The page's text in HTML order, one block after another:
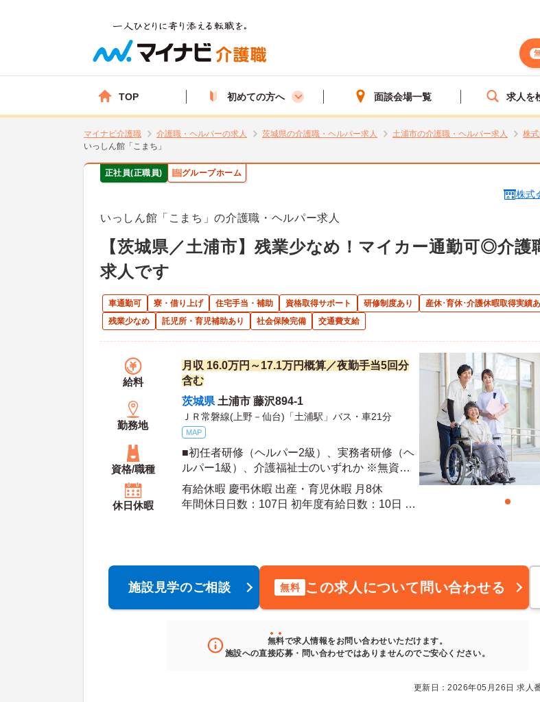
TOP 初めての方へ 面談会場一覧 求人を
マイナビ介護職 介護職・ヘルパーの求人 茨城県の介護職・ヘルパー求人 土浦市の介護職・ヘルパー求人
株
いっしん館「こまち」
正社員(正職員) グループホーム
株式
いっしん館「こまち」の介護職・ヘルパー求人
【茨城県／土浦市】残業少なめ！マイカー通勤可◎介護
求人です
車通勤可 寮・借り上げ 住宅手当・補助 資格取得サポート 研修制度あり
産休･育休･介護休暇取得実績
残業少なめ
託児所・育児補助あり 社会保険完備 交通費支給
給料
月収 16.0万円～17.1万円概算／夜勤手当5回分
含む
勤務地
茨城県 土浦市 藤沢894-1
ＪＲ常磐線(上野－仙台)「土浦駅」バス・車21分
MAP
資格/職種
■初任者研修（ヘルパー2級）、実務者研修（ヘ
ルパー1級）、介護福祉士のいずれか ※無資格
未経験も相談可 ■普通自動車運転免許
休日休暇
有給休暇 慶弔休暇 出産・育児休暇 月8休
年間休日日数：107日 初年度有給日数：10日 最
施設見学のご相談 無料 この求人について問い合わせる
無料で求人情報をお問い合わせいただけます。
施設への直接応募・問い合わせではありませんのでご安心ください。
更新日：2026年05月26日 求人